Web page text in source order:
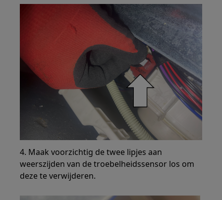
4. Maak voorzichtig de twee lipjes aan
weerszijden van de troebelheidssensor los om
deze te verwijderen.